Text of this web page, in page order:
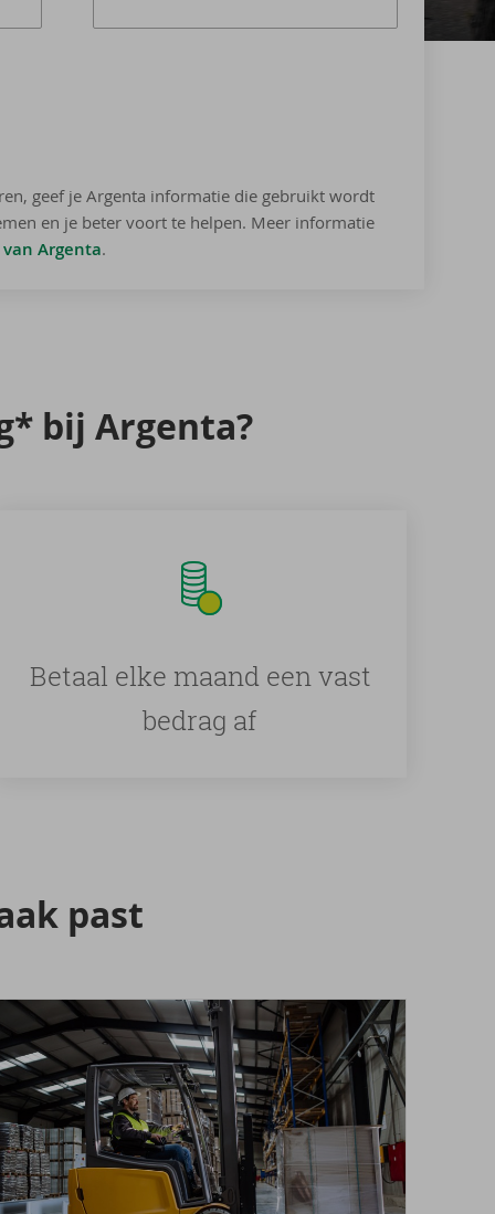
geef je Argenta informatie die gebruikt wordt
en je beter voort te helpen. Meer informatie
Argenta.
bij Argenta?
Betaal elke maand een vast
bedrag af
past